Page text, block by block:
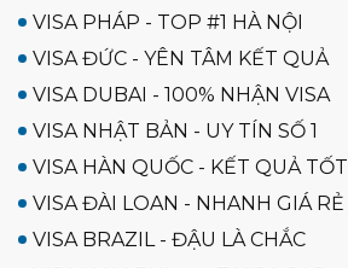
VISA PHÁP - TOP #1 HÀ NỘI
VISA ĐỨC - YÊN TÂM KẾT QUẢ
VISA DUBAI - 100% NHẬN VISA
VISA NHẬT BẢN - UY TÍN SỐ 1
VISA HÀN QUỐC - KẾT QUẢ TỐT
VISA ĐÀI LOAN - NHANH GIÁ RẺ
VISA BRAZIL - ĐẬU LÀ CHẮC